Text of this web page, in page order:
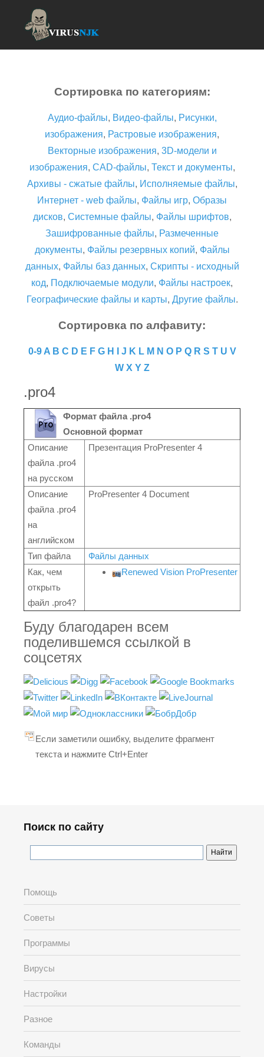
Сортировка по категориям:
Аудио-файлы, Видео-файлы, Рисунки,
изображения, Растровые изображения,
Векторные изображения, 3D-модели и
изображения, CAD-файлы, Текст и документы,
Архивы - сжатые файлы, Исполняемые файлы,
Интернет - web файлы, Файлы игр, Образы
дисков, Системные файлы, Файлы шрифтов,
Зашифрованные файлы, Размеченные
документы, Файлы резервных копий, Файлы
данных, Файлы баз данных, Скрипты - исходный
код, Подключаемые модули, Файлы настроек,
Географические файлы и карты, Другие файлы.
Сортировка по алфавиту:
0-9 A B C D E F G H J K L M N O P Q R S T U V
W X Y Z
.pro4
Формат файла .pro4
Основной формат
Описание
файла .pro4
на русском
Презентация ProPresenter 4
Описание
файла .pro4
на
английском
ProPresenter 4 Document
Тип файла
Файлы данных
Как, чем
открыть
файл .pro4?
Renewed Vision ProPresenter
Буду благодарен всем
поделившемся ссылкой в
соцсетях
Если заметили ошибку, выделите фрагмент
текста и нажмите Ctrl+Enter
Поиск по сайту
Помощь
Советы
Программы
Вирусы
Настройки
Разное
Команды